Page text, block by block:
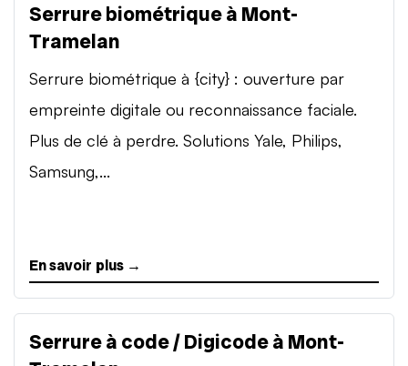
Serrure biométrique à Mont-
Tramelan
Serrure biométrique à {city} : ouverture par
empreinte digitale ou reconnaissance faciale.
Plus de clé à perdre. Solutions Yale, Philips,
Samsung,...
En savoir plus →
Serrure à code / Digicode à Mont-